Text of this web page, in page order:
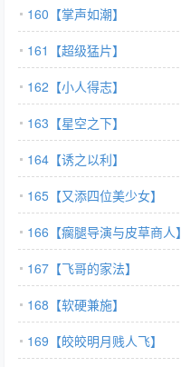
160【掌声如潮】
161【超级猛片】
162【小人得志】
163【星空之下】
164【诱之以利】
165【又添四位美少女】
166【瘸腿导演与皮草商人】
167【飞哥的家法】
168【软硬兼施】
169【皎皎明月贱人飞】